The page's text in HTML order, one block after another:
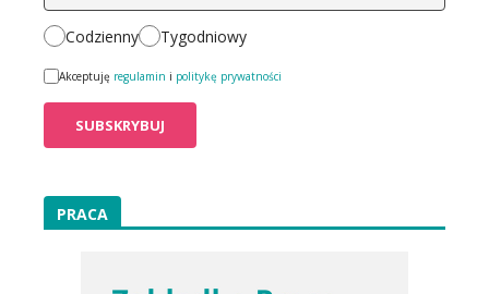
Codzienny Tygodniowy
Akceptuję regulamin i politykę prywatności
PRACA